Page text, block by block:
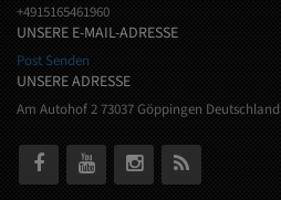
+4915165461960
UNSERE E-MAIL-ADRESSE
Post Senden
UNSERE ADRESSE
Am Autohof 2 73037 Göppingen Deutschland